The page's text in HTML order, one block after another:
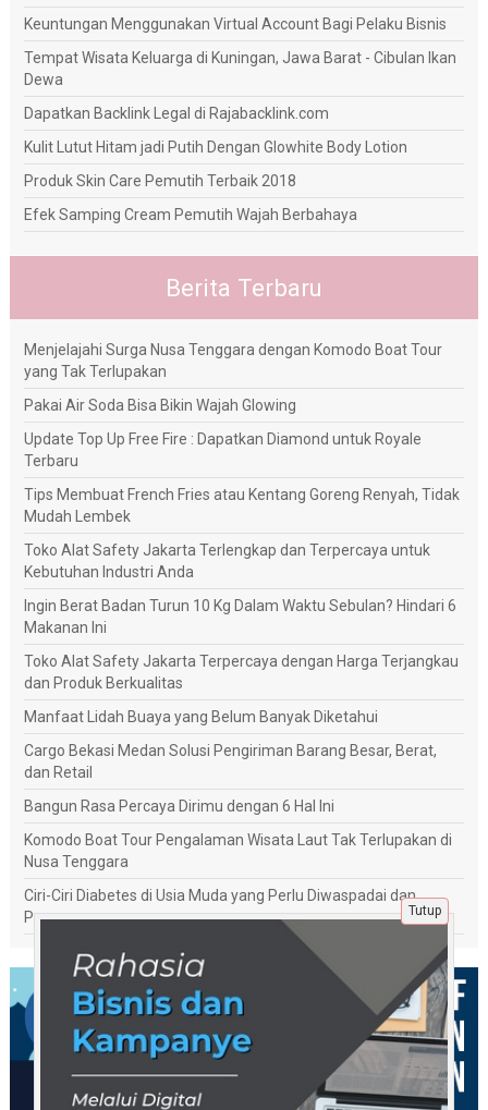
Keuntungan Menggunakan Virtual Account Bagi Pelaku Bisnis
Tempat Wisata Keluarga di Kuningan, Jawa Barat - Cibulan Ikan
Dewa
Dapatkan Backlink Legal di Rajabacklink.com
Kulit Lutut Hitam jadi Putih Dengan Glowhite Body Lotion
Produk Skin Care Pemutih Terbaik 2018
Efek Samping Cream Pemutih Wajah Berbahaya
Berita Terbaru
Menjelajahi Surga Nusa Tenggara dengan Komodo Boat Tour
yang Tak Terlupakan
Pakai Air Soda Bisa Bikin Wajah Glowing
Update Top Up Free Fire : Dapatkan Diamond untuk Royale
Terbaru
Tips Membuat French Fries atau Kentang Goreng Renyah, Tidak
Mudah Lembek
Toko Alat Safety Jakarta Terlengkap dan Terpercaya untuk
Kebutuhan Industri Anda
Ingin Berat Badan Turun 10 Kg Dalam Waktu Sebulan? Hindari 6
Makanan Ini
Toko Alat Safety Jakarta Terpercaya dengan Harga Terjangkau
dan Produk Berkualitas
Manfaat Lidah Buaya yang Belum Banyak Diketahui
Cargo Bekasi Medan Solusi Pengiriman Barang Besar, Berat,
dan Retail
Bangun Rasa Percaya Dirimu dengan 6 Hal Ini
Komodo Boat Tour Pengalaman Wisata Laut Tak Terlupakan di
Nusa Tenggara
Ciri-Ciri Diabetes di Usia Muda yang Perlu Diwaspadai dan
Penanganannya
Tutup